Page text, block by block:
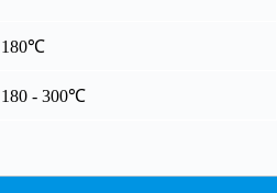
180℃
180 - 300℃